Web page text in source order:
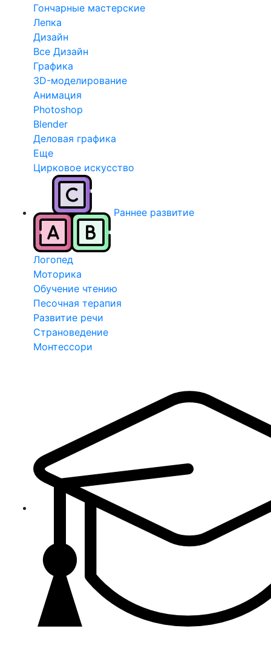
Гончарные мастерские
Лепка
Дизайн
Все Дизайн
Графика
3D-моделирование
Анимация
Photoshop
Blender
Деловая графика
Еще
Цирковое искусство
Раннее развитие
Логопед
Моторика
Обучение чтению
Песочная терапия
Развитие речи
Страноведение
Монтессори